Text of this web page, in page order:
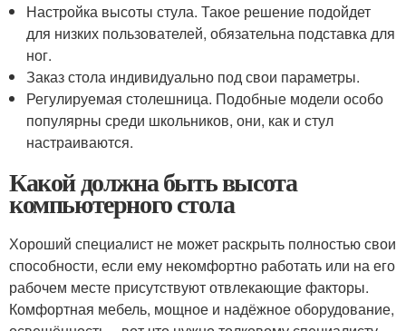
Настройка высоты стула. Такое решение подойдет
для низких пользователей, обязательна подставка для
ног.
Заказ стола индивидуально под свои параметры.
Регулируемая столешница. Подобные модели особо
популярны среди школьников, они, как и стул
настраиваются.
Какой должна быть высота
компьютерного стола
Хороший специалист не может раскрыть полностью свои
способности, если ему некомфортно работать или на его
рабочем месте присутствуют отвлекающие факторы.
Комфортная мебель, мощное и надёжное оборудование,